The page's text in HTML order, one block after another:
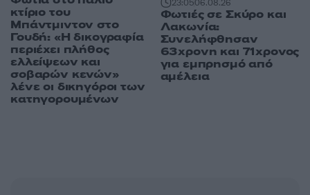
κτίριο του
Μπάντμιντον στο
Γουδή: «Η δικογραφία
περιέχει πλήθος
ελλείψεων και
σοβαρών κενών»
λένε οι δικηγόροι των
κατηγορουμένων
23:0506.08.26
Φωτιές σε Σκύρο και
Λακωνία:
Συνελήφθησαν
63χρονη και 71χρονος
για εμπρησμό από
αμέλεια